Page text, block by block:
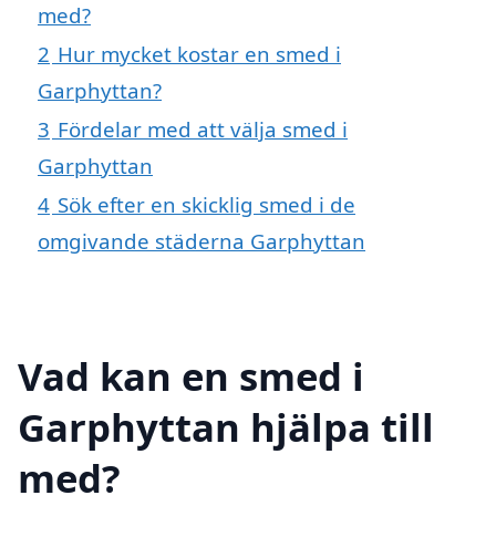
med?
2 Hur mycket kostar en smed i
Garphyttan?
3 Fördelar med att välja smed i
Garphyttan
4 Sök efter en skicklig smed i de
omgivande städerna Garphyttan
Vad kan en smed i
Garphyttan hjälpa till
med?